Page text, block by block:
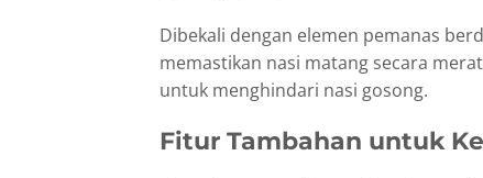
Dibekali dengan elemen pemanas
memastikan nasi matang secara
untuk menghindari nasi gosong.
Fitur Tambahan untuk